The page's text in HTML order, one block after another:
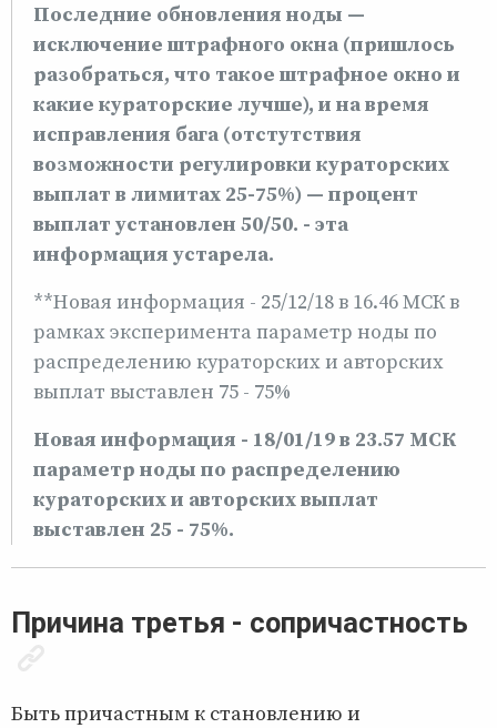
Последние обновления ноды —
исключение штрафного окна (пришлось
разобраться, что такое штрафное окно и
какие кураторские лучше), и на время
исправления бага (отстутствия
возможности регулировки кураторских
выплат в лимитах 25-75%) — процент
выплат установлен 50/50. - эта
информация устарела.
**Новая информация - 25/12/18 в 16.46 МСК в
рамках эксперимента параметр ноды по
распределению кураторских и авторских
выплат выставлен 75 - 75%
Новая информация - 18/01/19 в 23.57 МСК
параметр ноды по распределению
кураторских и авторских выплат
выставлен 25 - 75%.
Причина третья - сопричастность
Быть причастным к становлению и